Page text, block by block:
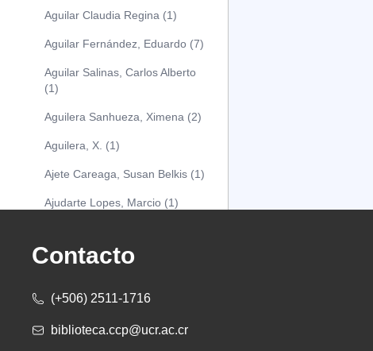
Aguilar Claudia Regina (1)
Aguilar Fernández, Eduardo (7)
Aguilar Salinas, Carlos Alberto
(1)
Aguilera Sanhueza, Ximena (2)
Aguilera, X. (1)
Ajete Careaga, Susan Belkis (1)
Ajudarte Lopes, Marcio (1)
(1)
Albareda Tiana (1)
Alcócer Alfaro, Diana (1)
Contacto
(+506) 2511-1716
biblioteca.ccp@ucr.ac.cr